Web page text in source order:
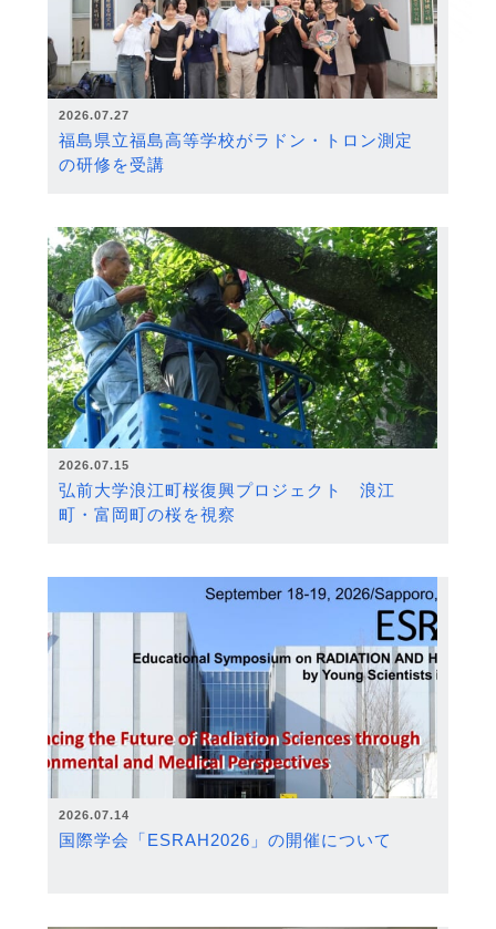
2026.07.27
福島県立福島高等学校がラドン・トロン測定
の研修を受講
2026.07.15
弘前大学浪江町桜復興プロジェクト 浪江
町・富岡町の桜を視察
2026.07.14
国際学会「ESRAH2026」の開催について